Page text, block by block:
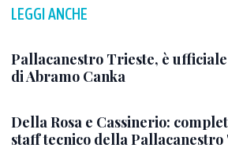
LEGGI ANCHE
Pallacanestro Trieste, è
di Abramo Canka
Della Rosa e Cassinerio:
staff tecnico della Pallacanestro